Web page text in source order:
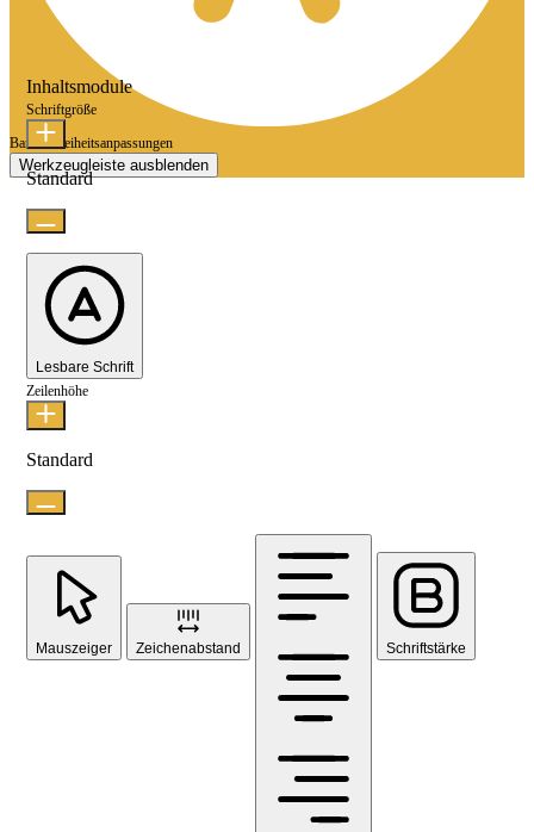
Barrierefreiheitsanpassungen
Werkzeugleiste ausblenden
Inhaltsmodule
Schriftgröße
Standard
Lesbare Schrift
Zeilenhöhe
Standard
Mauszeiger Zeichenabstand Schriftstärke